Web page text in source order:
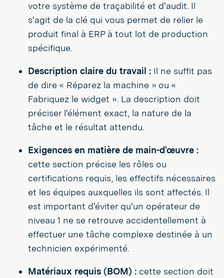
votre système de traçabilité et d'audit. Il
s'agit de la clé qui vous permet de relier le
produit final à ERP à tout lot de production
spécifique.
Description claire du travail : Il ne suffit pas
de dire « Réparez la machine » ou «
Fabriquez le widget ». La description doit
préciser l'élément exact, la nature de la
tâche et le résultat attendu.
Exigences en matière de main-d'œuvre :
cette section précise les rôles ou
certifications requis, les effectifs nécessaires
et les équipes auxquelles ils sont affectés. Il
est important d'éviter qu'un opérateur de
niveau 1 ne se retrouve accidentellement à
effectuer une tâche complexe destinée à un
technicien expérimenté.
Matériaux requis (BOM) : cette section doit